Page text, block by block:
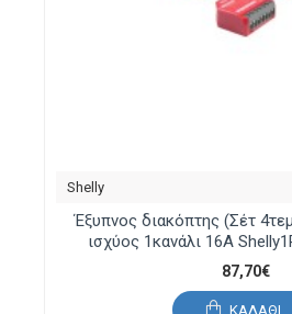
Shelly
Έξυπνος διακόπτης (Σέτ
ισχύος 1κανάλι 16A
87,70€
ΚΑΛΆΘΙ